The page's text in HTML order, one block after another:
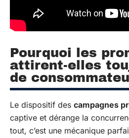
Pourquoi les
attirent-elles
de
Le dispositif des campagnes
captive et dérange la
tout, c’est une mécanique